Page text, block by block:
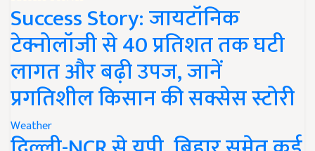
Success Story: जायटॉनिक
टेक्नोलॉजी से 40 प्रतिशत तक घटी
लागत और बढ़ी उपज, जानें
प्रगतिशील किसान की सक्सेस स्टोरी
Weather